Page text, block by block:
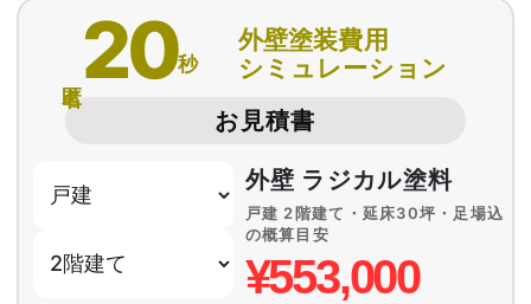
20秒
外壁塗装費用
シミュレーション
お見積書
外壁 ラジカル塗料
戸建 2階建て・延床30坪・足場込
の概算目安
¥553,000